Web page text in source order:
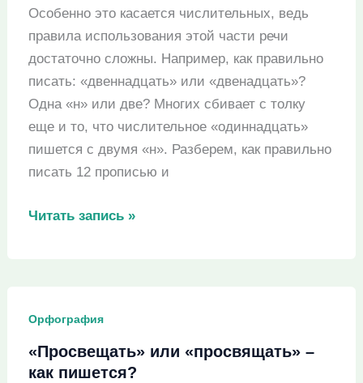
Особенно это касается числительных, ведь
правила использования этой части речи
достаточно сложны. Например, как правильно
писать: «двеннадцать» или «двенадцать»?
Одна «н» или две? Многих сбивает с толку
еще и то, что числительное «одиннадцать»
пишется с двумя «н». Разберем, как правильно
писать 12 прописью и
«Двеннадцать»
пишется?
Читать запись »
Орфография
«Просвещать» или «просвящать» –
как пишется?